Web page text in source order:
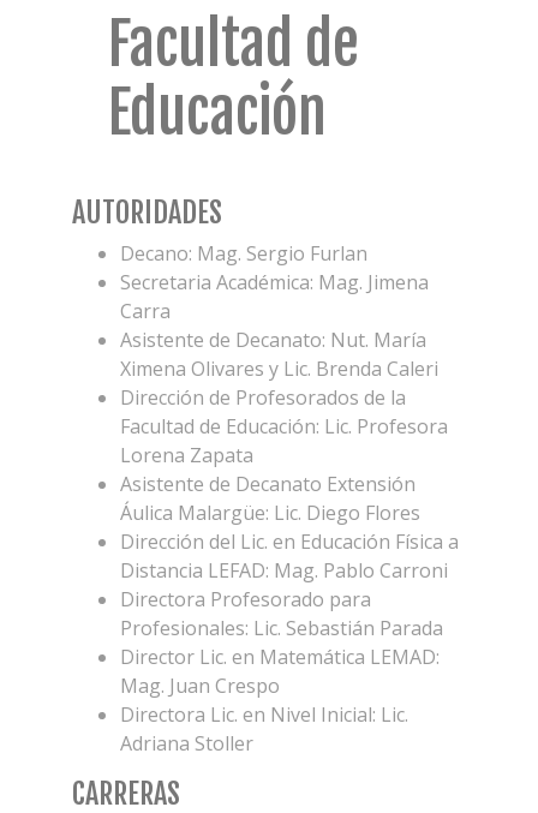
Facultad de
Educación
AUTORIDADES
Decano: Mag. Sergio Furlan
Secretaria Académica: Mag. Jimena
Carra
Asistente de Decanato: Nut. María
Ximena Olivares y Lic. Brenda Caleri
Dirección de Profesorados de la
Facultad de Educación: Lic. Profesora
Lorena Zapata
Asistente de Decanato Extensión
Áulica Malargüe: Lic. Diego Flores
Dirección del Lic. en Educación Física a
Distancia LEFAD: Mag. Pablo Carroni
Directora Profesorado para
Profesionales: Lic. Sebastián Parada
Director Lic. en Matemática LEMAD:
Mag. Juan Crespo
Directora Lic. en Nivel Inicial: Lic.
Adriana Stoller
CARRERAS